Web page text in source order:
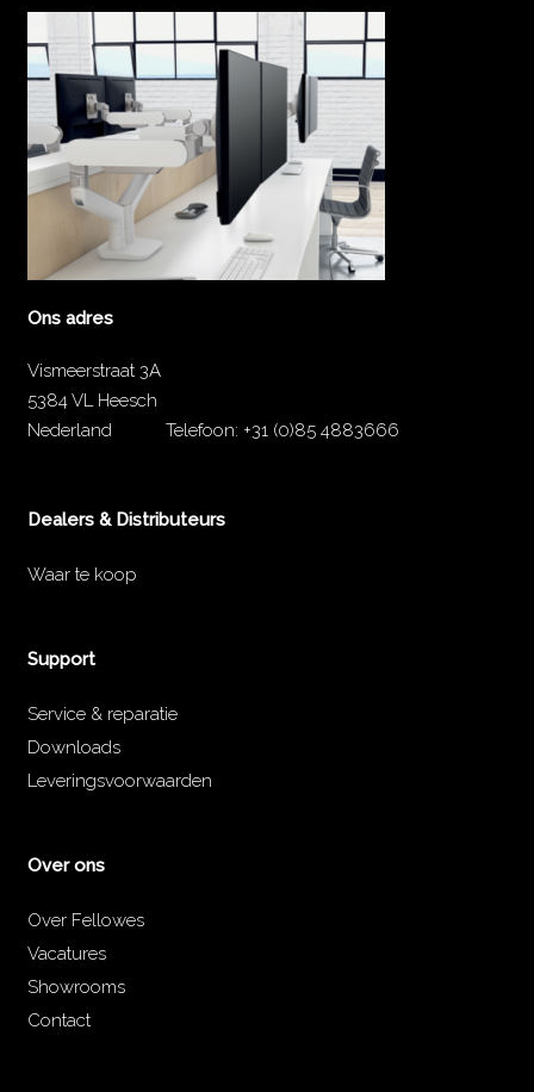
Ons adres
Vismeerstraat 3A
5384 VL Heesch
Nederland
Telefoon: +31 (0)85 4883666
Dealers & Distributeurs
Waar te koop
Support
Service & reparatie
Downloads
Leveringsvoorwaarden
Over ons
Over Fellowes
Vacatures
Showrooms
Contact